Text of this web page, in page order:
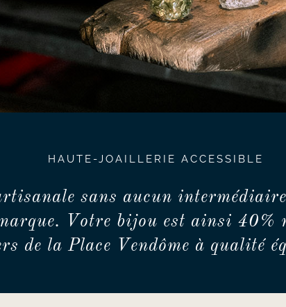
HAUTE-JOAILLERIE ACCESSIBLE
sans aucun
Votre bijou est ainsi 40%
de la Place Vendôme à qualité